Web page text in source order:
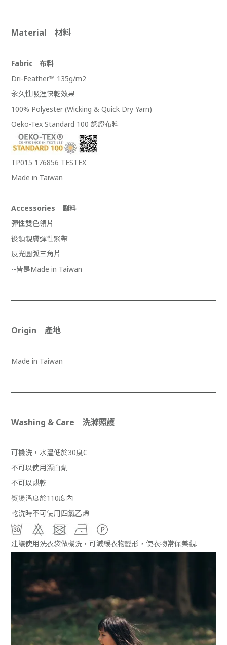
Material｜材料
Fabric
布料
Dri-Feather™ 135g/m2
永久性吸溼快乾效果
100% Polyester (Wicking & Quick Dry Yarn)
Oeko-Tex Standard 100 認證布料
TP015 176856 TESTEX
Made in Taiwan
Accessories｜副料
彈性雙色領片
後領親膚彈性緊帶
反光圓弧三角片
--皆是Made in Taiwan
Origin｜產地
Made in Taiwan
Washing & Care｜洗滌照護
可機洗，水溫低於30度C
不可以使用漂白劑
不可以烘乾
熨燙溫度於110度內
乾洗時不可使用四氯乙烯
建議使用洗衣袋做機洗，可減緩衣物變形，使衣物常保美觀.